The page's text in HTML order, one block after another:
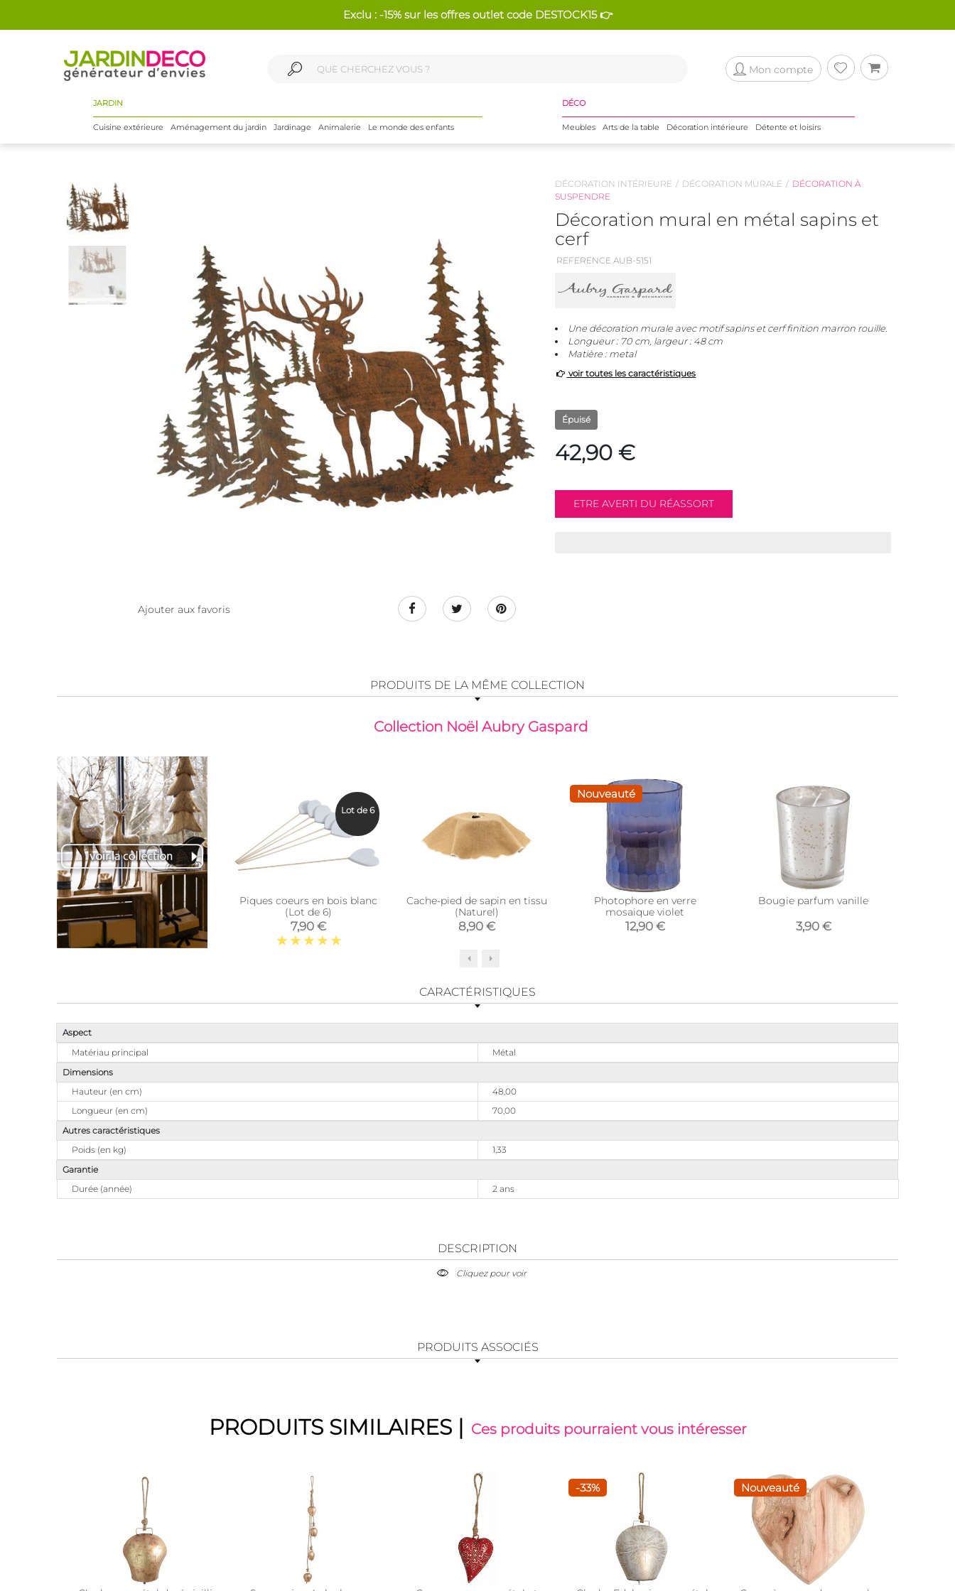
Exclu : -15% sur les offres outlet code DESTOCK15 👉
Mon compte
JARDIN
Cuisine extérieure Aménagement du jardin Jardinage Animalerie Le monde des enfants
DÉCO
Meubles Arts de la table Décoration intérieure Détente et loisirs
Ajouter aux favoris
DÉCORATION INTÉRIEURE DÉCORATION MURALE
DÉCORATION À
SUSPENDRE
Décoration mural en métal sapins et
cerf
REFERENCE AUB-5151
Une décoration murale avec motif sapins et cerf finition marron rouille.
Longueur : 70 cm, largeur : 48 cm
Matière : metal
voir toutes les caractéristiques
Épuisé
42,90 €
PRODUITS DE LA MÊME COLLECTION
Collection Noël Aubry Gaspard
Piques coeurs en bois blanc
(Lot de 6)
7,90 €
Lot de 6
Cache-pied de sapin en tissu
(Naturel)
8,90 €
Nouveauté
Photophore en verre
mosaique violet
12,90 €
Bougie parfum vanille
3,90 €
CARACTÉRISTIQUES
Aspect
Matériau principal
Métal
Dimensions
Hauteur (en cm)
48,00
Longueur (en cm)
70,00
Autres caractéristiques
Poids (en kg)
1,33
Garantie
Durée (année)
2 ans
DESCRIPTION
Cliquez pour voir
PRODUITS ASSOCIÉS
PRODUITS SIMILAIRES | Ces produits pourraient vous intéresser
-33% Nouveauté